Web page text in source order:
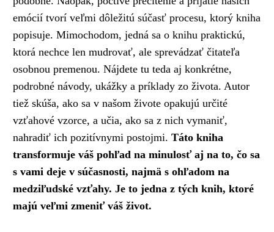
emócií tvorí veľmi dôležitú súčasť procesu, ktorý kniha
popisuje. Mimochodom, jedná sa o knihu praktickú,
ktorá nechce len mudrovať, ale sprevádzať čitateľa
osobnou premenou. Nájdete tu teda aj konkrétne,
podrobné návody, ukážky a príklady zo života. Autor
tiež skúša, ako sa v našom živote opakujú určité
vzťahové vzorce, a učia, ako sa z nich vymaniť,
nahradiť ich pozitívnymi postojmi.Táto kniha
transformuje váš pohľad na minulosť aj na to, čo sa
s vami deje v súčasnosti, najmä s ohľadom na
medziľudské vzťahy. Je to jedna z tých knih, ktoré
majú veľmi zmeniť váš život.